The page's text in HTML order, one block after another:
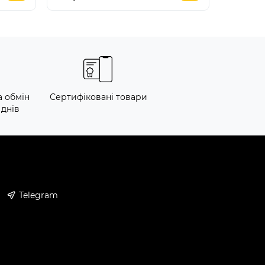
обмін
Сертифіковані товари
Telegram